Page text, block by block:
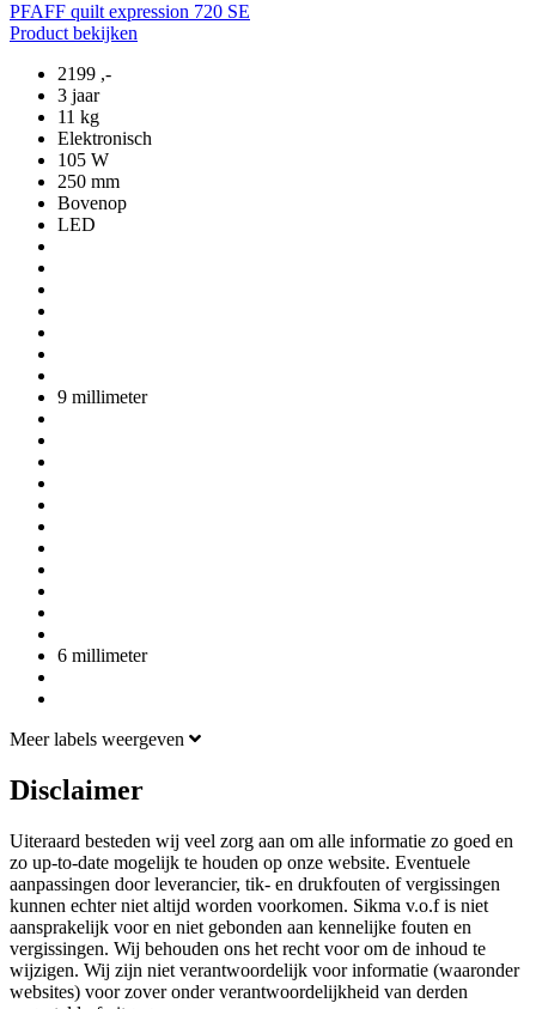
PFAFF quilt expression 720 SE
Product bekijken
2199 ,-
3 jaar
11 kg
Elektronisch
105 W
250 mm
Bovenop
LED
9 millimeter
6 millimeter
Meer labels weergeven
Disclaimer
Uiteraard besteden wij veel zorg aan om alle informatie zo goed en
zo up-to-date mogelijk te houden op onze website. Eventuele
aanpassingen door leverancier, tik- en drukfouten of vergissingen
kunnen echter niet altijd worden voorkomen. Sikma v.o.f is niet
aansprakelijk voor en niet gebonden aan kennelijke fouten en
vergissingen. Wij behouden ons het recht voor om de inhoud te
wijzigen. Wij zijn niet verantwoordelijk voor informatie (waaronder
websites) voor zover onder verantwoordelijkheid van derden